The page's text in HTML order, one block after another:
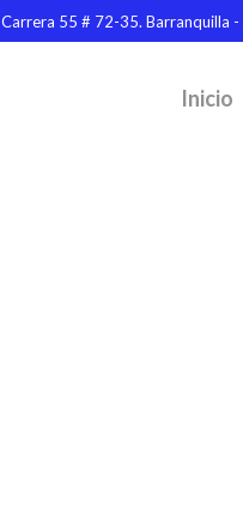
Carrera 55 # 72-35. Barranquilla
Inicio